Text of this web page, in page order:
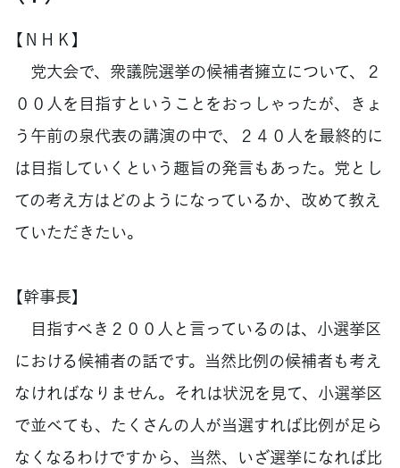
【ＮＨＫ】
党大会で、衆議院選挙の候補者擁立について、２
００人を目指すということをおっしゃったが、きょ
う午前の泉代表の講演の中で、２４０人を最終的に
は目指していくという趣旨の発言もあった。党とし
ての考え方はどのようになっているか、改めて教え
ていただきたい。
【幹事長】
目指すべき２００人と言っているのは、小選挙区
における候補者の話です。当然比例の候補者も考え
なければなりません。それは状況を見て、小選挙区
で並べても、たくさんの人が当選すれば比例が足ら
なくなるわけですから、当然、いざ選挙になれば比